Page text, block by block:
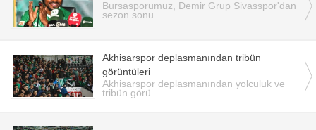
Bursasporumuz, Demir Grup Sivasspor'dan
sezon sonu...
Akhisarspor deplasmanından tribün
görüntüleri
Akhisarspor deplasmanından yolculuk ve
tribün görü...